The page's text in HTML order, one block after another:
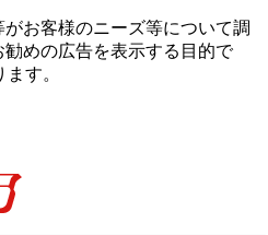
お客様のニーズ等について調
めの広告を表⽰する⽬的で
す。